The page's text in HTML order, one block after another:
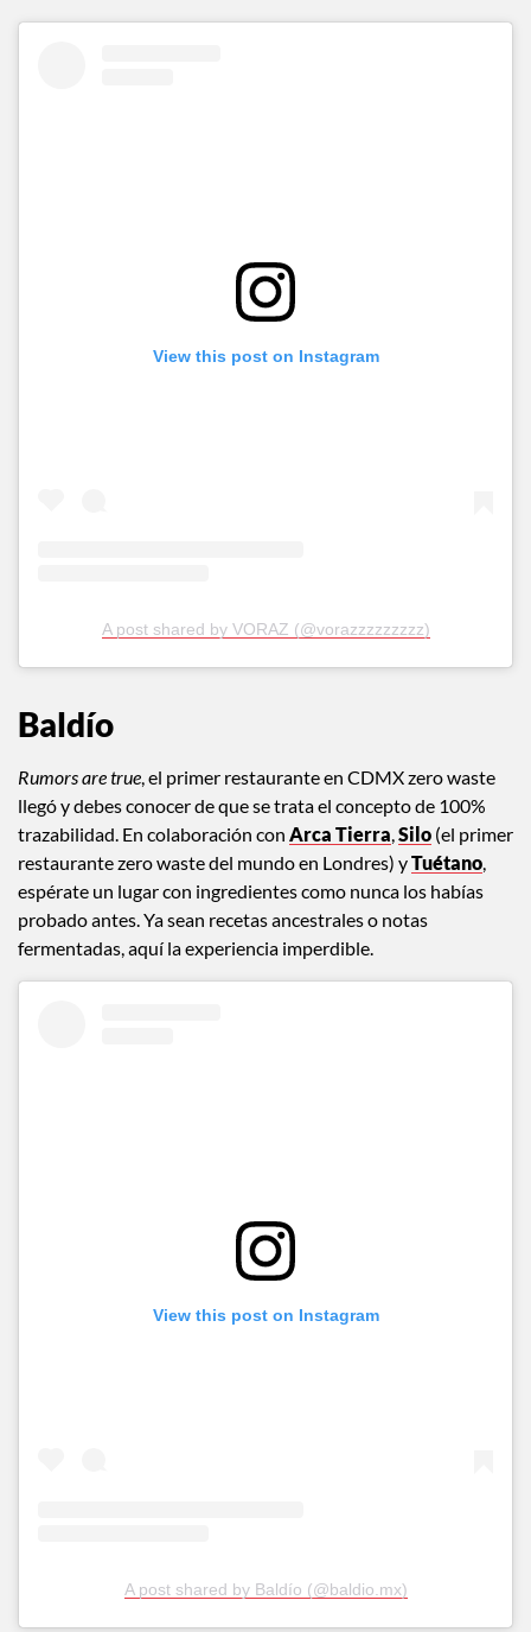
View this post on Instagram
A post shared by VORAZ (@vorazzzzzzzzz)
Baldío
Rumors are true, el primer restaurante en CDMX zero waste
llegó y debes conocer de que se trata el concepto de 100%
trazabilidad. En colaboración con Arca Tierra,Silo (el primer
restaurante zero waste del mundo en Londres) yTuétano,
espérate un lugar con ingredientes como nunca los habías
probado antes. Ya sean recetas ancestrales o notas
fermentadas, aquí la experiencia imperdible.
View this post on Instagram
A post shared by Baldío (@baldio.mx)